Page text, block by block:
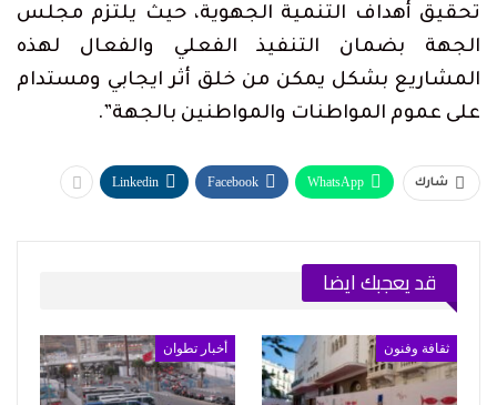
تحقيق أهداف التنمية الجهوية، حيث يلتزم مجلس
الجهة بضمان التنفيذ الفعلي والفعال لهذه
المشاريع بشكل يمكن من خلق أثر ايجابي ومستدام
على عموم المواطنات والمواطنين بالجهة”.
شارك WhatsApp
Facebook
Linkedin
قد يعجبك ايضا
ثقافة وفنون أخبار تطوان